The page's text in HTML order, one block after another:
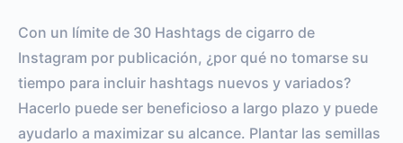
Con un límite de 30 Hashtags de cigarro de
Instagram por publicación, ¿por qué no tomarse su
tiempo para incluir hashtags nuevos y variados?
Hacerlo puede ser beneficioso a largo plazo y puede
ayudarlo a maximizar su alcance. Plantar las semillas